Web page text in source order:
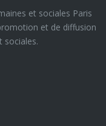
et sociales Paris
et de diffusion
sociales.